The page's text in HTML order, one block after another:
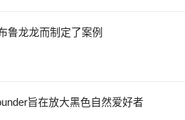
鲁龙龙而制定了案例
旨在放大黑色自然爱好者